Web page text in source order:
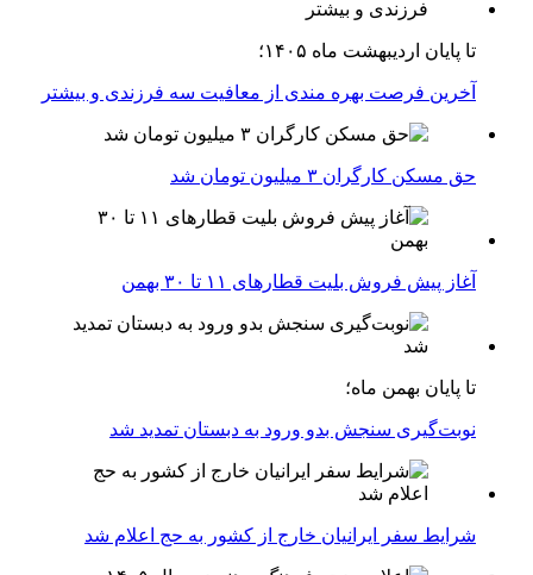
تا پایان اردیبهشت ماه ۱۴۰۵؛
آخرین فرصت بهره مندی از معافیت سه فرزندی و بیشتر
حق مسکن کارگران ۳ میلیون تومان شد
آغاز پیش فروش بلیت‌ قطارهای ۱۱ تا ۳۰ بهمن
تا پایان بهمن ماه؛
نوبت‌گیری سنجش بدو ورود به دبستان تمدید شد
شرایط سفر ایرانیان خارج از کشور به حج اعلام شد